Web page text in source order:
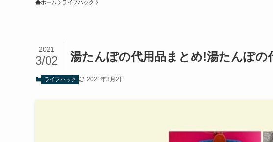
ホーム ライフハック
湯たんぽの代用品まとめ!湯たんぽ
2021
3/02
ライフハック 2021年3月2日